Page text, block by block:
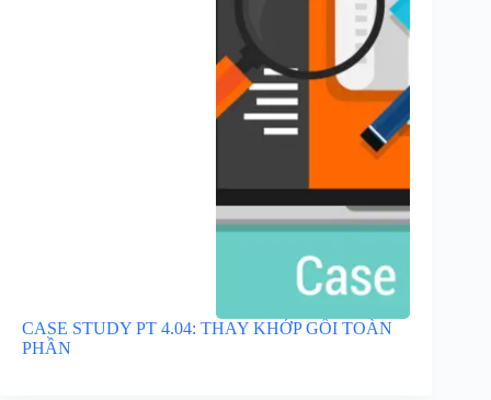
CASE STUDY PT 4.04: THAY KHỚP GỐI TOÀN
PHẦN